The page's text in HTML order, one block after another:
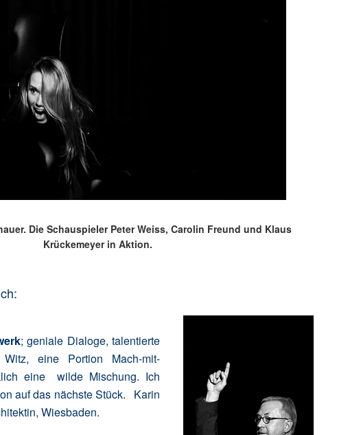
Die Schauspieler Peter Weiss, Carolin Freund und Klaus
Krückemeyer in Aktion.
; geniale Dialoge, talentierte
Witz, eine Portion Mach-mit-
eine wilde Mischung. Ich
auf das nächste Stück. Karin
Wiesbaden.